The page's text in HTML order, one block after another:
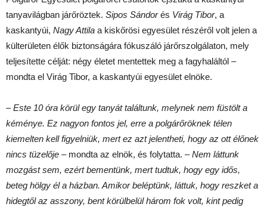
tanyavilágban járőröztek. Sipos Sándorés Virág Tibor, a
kaskantyúi, Nagy Attila a kiskőrösi egyesület részéről volt jelen a
külterületen élők biztonságára fókuszáló járőrszolgálaton, mely
teljesítette célját: négy életet mentettek meg a fagyhaláltól –
mondta el Virág Tibor, a kaskantyúi egyesület elnöke.
– Este 10 óra körül egy tanyát találtunk, melynek nem füstölt a
kéménye. Ez nagyon fontos jel, erre a polgárőröknek télen
kiemelten kell figyelniük, mert ez azt jelentheti, hogy az ott élőnek
nincs tüzelője – mondta az elnök, és folytatta. – Nem láttunk
mozgást sem, ezért bementünk, mert tudtuk, hogy egy idős,
beteg hölgy él a házban. Amikor beléptünk, láttuk, hogy reszket a
hidegtől az asszony, bent körülbelül három fok volt, kint pedig